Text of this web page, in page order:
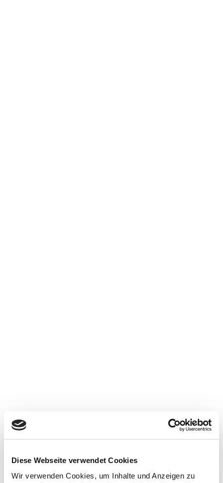
Diese Webseite verwendet Cookies
Wir verwenden Cookies, um Inhalte und Anzeigen zu